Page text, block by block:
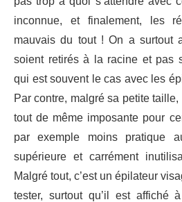
inconnue, et finalement, les
mauvais du tout ! On a surtout
soient retirés à la racine et pas
qui est souvent le cas avec les
Par contre, malgré sa petite
tout de même imposante pour
par exemple moins pratique
supérieure et carrément
Malgré tout, c’est un épilateur
tester, surtout qu’il est affiché